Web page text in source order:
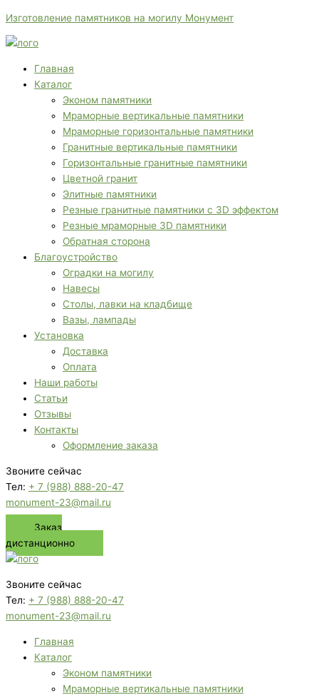
к
содержимому
Изготовление памятников на могилу Монумент
Главная
Каталог
Эконом памятники
Мраморные вертикальные памятники
Мраморные горизонтальные памятники
Гранитные вертикальные памятники
Горизонтальные гранитные памятники
Цветной гранит
Элитные памятники
Резные гранитные памятники с 3D эффектом
Резные мраморные 3D памятники
Обратная сторона
Благоустройство
Оградки на могилу
Навесы
Столы, лавки на кладбище
Вазы, лампады
Установка
Доставка
Оплата
Наши работы
Статьи
Отзывы
Контакты
Оформление заказа
Звоните сейчас
Тел: + 7 (988) 888-20-47
monument-23@mail.ru
Заказ
дистанционно
Звоните сейчас
Тел: + 7 (988) 888-20-47
monument-23@mail.ru
Главная
Каталог
Эконом памятники
Мраморные вертикальные памятники
и